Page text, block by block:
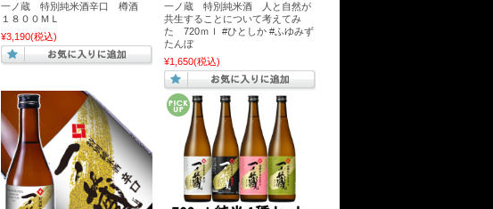
一ノ蔵 特別純米酒辛口 樽酒
１８００ＭＬ
¥3,190(税込)
一ノ蔵 特別純米酒 人と自然が
共生することについて考えてみ
た 720ｍｌ #ひとしか #ふゆみず
たんぼ
¥1,650(税込)